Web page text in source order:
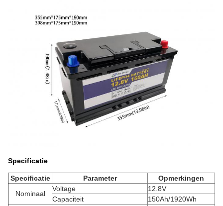
Specificatie
Specificatie Parameter
Opmerkingen
Nominaal
Voltage
12.8V
Capaciteit
150Ah/1920Wh